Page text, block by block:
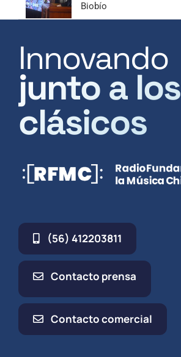
Biobío
Innovando
junto a los
clásicos
(56) 412203811
Contacto prensa
Contacto comercial